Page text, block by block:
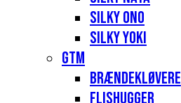
Silky Ono
Silky Yoki
GTM
Brændekløvere
Flishugger